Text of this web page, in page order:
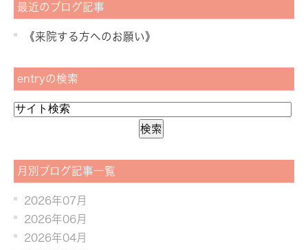
最近のブログ記事
《来院する方へのお願い》
entryの検索
月別ブログ記事一覧
2026年07月
2026年06月
2026年04月